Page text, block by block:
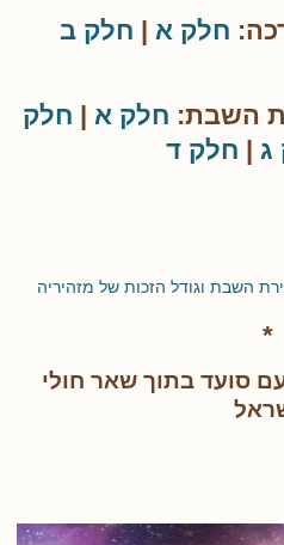
חלק א חלק ב
השבת: חלק א | חלק
ג | חלק ד
השבת וגודל הזכות של מזהיריה
*
סועד בתוך שאר חולי